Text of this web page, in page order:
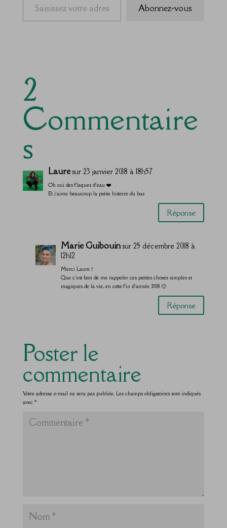
Abonnez-vous
2
Commentaire
s
Lauresur 23 janvier 2018 à 18h57
Oh oui des flaques d’eau ❤️
Et j’aime beaucoup la petite histoire du bas
Réponse
Marie Guibouinsur 25 décembre 2018 à
12h12
Merci Laure !
Que c’est bon de me rappeler ces petites choses simples et
magiques de la vie, en cette fin d’année 2018 🙂
Réponse
Poster le
commentaire
Votre adresse e-mail ne sera pas publiée. Les champs obligatoires sont indiqués
avec *